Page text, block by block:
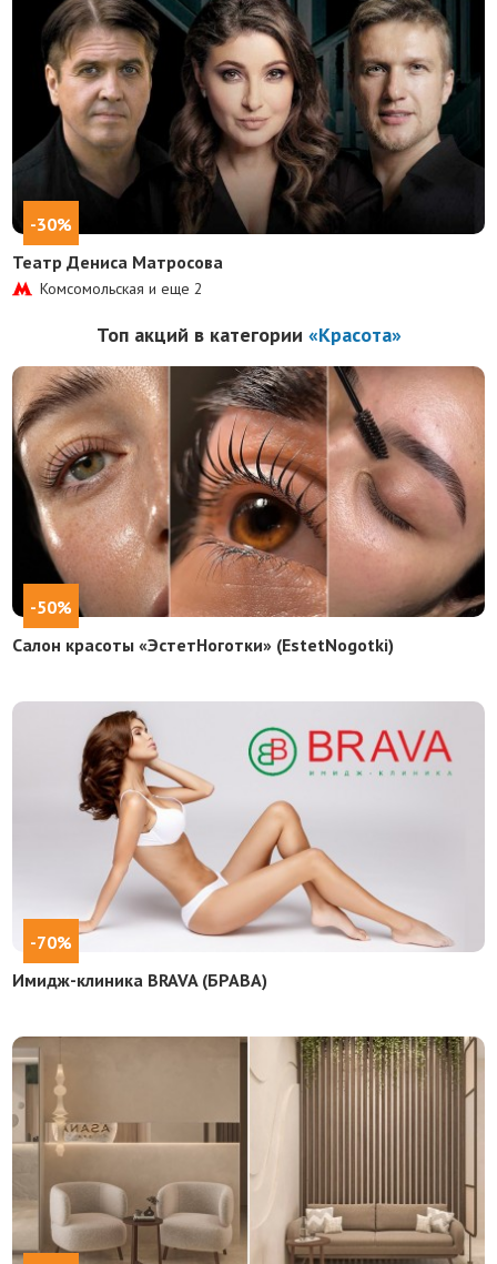
-30%
Театр Дениса Матросова
Комсомольская и еще2
Топ акций в категории «Красота»
-50%
Салон красоты «ЭстетНоготки» (EstetNogotki)
-70%
Имидж-клиника BRAVA (БРАВА)